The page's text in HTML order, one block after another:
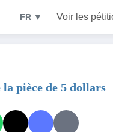
FR ▼ Voir les
pièce de 5 dollars